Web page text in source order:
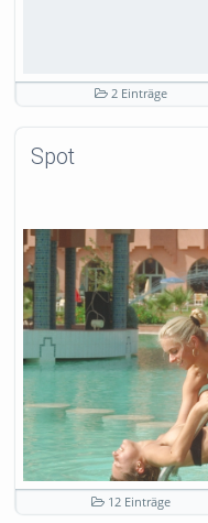
2 Einträge
Spot
12 Einträge